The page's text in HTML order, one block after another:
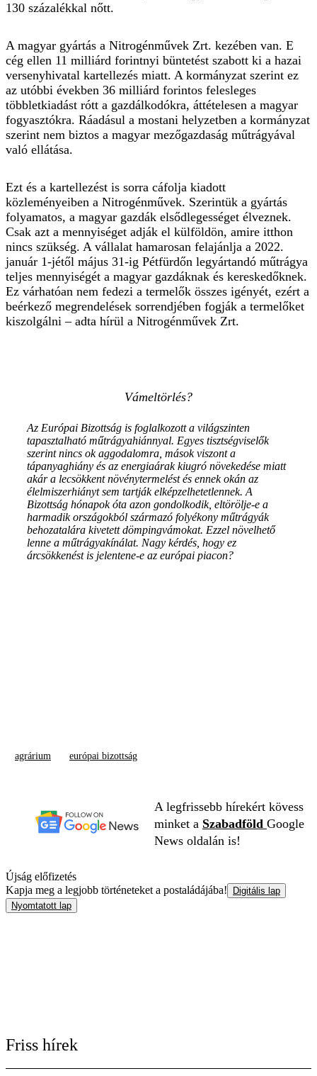
130 százalékkal nőtt.
A magyar gyártás a Nitrogénművek Zrt. kezében van. E
cég ellen 11 milliárd forintnyi büntetést szabott ki a hazai
versenyhivatal kartellezés miatt. A kormányzat szerint ez
az utóbbi években 36 milliárd forintos felesleges
többletkiadást rótt a gazdálkodókra, áttételesen a magyar
fogyasztókra. Ráadásul a mostani helyzetben a kormányzat
szerint nem biztos a magyar mezőgazdaság műtrágyával
való ellátása.
Ezt és a kartellezést is sorra cáfolja kiadott
közleményeiben a Nitrogénművek. Szerintük a gyártás
folyamatos, a magyar gazdák elsődlegességet élveznek.
Csak azt a mennyiséget adják el külföldön, amire itthon
nincs szükség. A vállalat hamarosan felajánlja a 2022.
január 1-jétől május 31-ig Pétfürdőn legyártandó műtrágya
teljes mennyiségét a magyar gazdáknak és kereskedőknek.
Ez várhatóan nem fedezi a termelők összes igényét, ezért a
beérkező megrendelések sorrendjében fogják a termelőket
kiszolgálni – adta hírül a Nitrogénművek Zrt.
Vámeltörlés?
Az Európai Bizottság is foglalkozott a világszinten
tapasztalható műtrágyahiánnyal. Egyes tisztségviselők
szerint nincs ok aggodalomra, mások viszont a
tápanyaghiány és az energiaárak kiugró növekedése miatt
akár a lecsökkent növénytermelést és ennek okán az
élelmiszerhiányt sem tartják elképzelhetetlennek. A
Bizottság hónapok óta azon gondolkodik, eltörölje-e a
harmadik országokból származó folyékony műtrágyák
behozatalára kivetett dömpingvámokat. Ezzel növelhető
lenne a műtrágyakínálat. Nagy kérdés, hogy ez
árcsökkenést is jelentene-e az európai piacon?
agrárium európai bizottság
A legfrissebb hírekért kövess
minket a Szabadföld Google
News oldalán is!
Újság előfizetés
Kapja meg a legjobb történeteket a postaládájába!
Digitális lap
Nyomtatott lap
Friss hírek